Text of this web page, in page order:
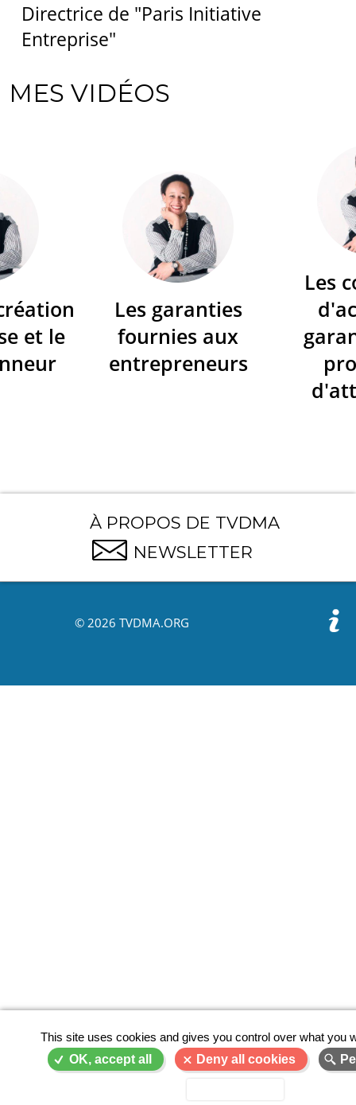
Directrice de "Paris Initiative
Entreprise"
MES VIDÉOS
et le
Les garanties
fournies aux
entrepreneurs
Les
À PROPOS DE TVDMA
NEWSLETTER
© 2026 TVDMA.ORG
This site uses cookies and gives you control over what you
OK, accept all
Deny all cookies